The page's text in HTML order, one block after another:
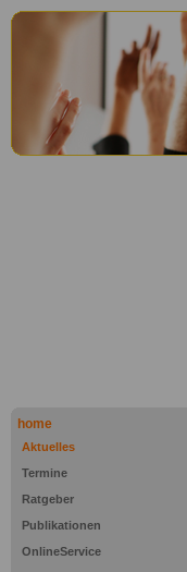
home
Aktuelles
Termine
Ratgeber
Publikationen
OnlineService